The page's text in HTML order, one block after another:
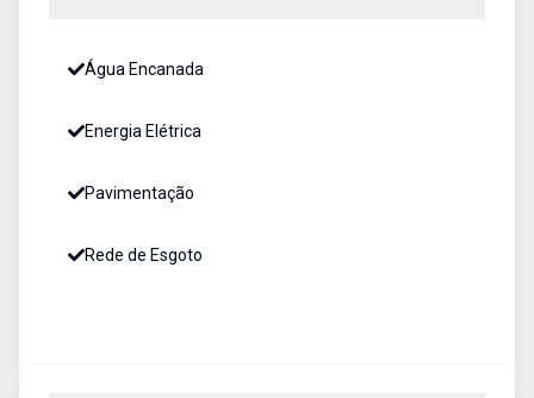
Água Encanada
Energia Elétrica
Pavimentação
Rede de Esgoto